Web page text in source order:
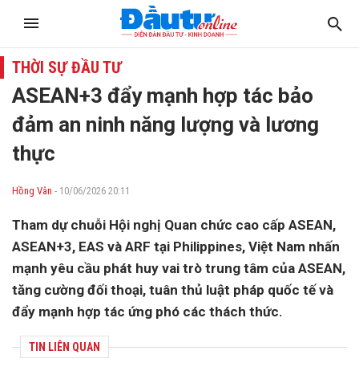
THỜI SỰ ĐẦU TƯ
ASEAN+3 đẩy mạnh hợp tác bảo
đảm an ninh năng lượng và lương
thực
Hồng Vân - 10/06/2026 20:11
Tham dự chuỗi Hội nghị Quan chức cao cấp ASEAN,
ASEAN+3, EAS và ARF tại Philippines, Việt Nam nhấn
mạnh yêu cầu phát huy vai trò trung tâm của ASEAN,
tăng cường đối thoại, tuân thủ luật pháp quốc tế và
đẩy mạnh hợp tác ứng phó các thách thức.
TIN LIÊN QUAN